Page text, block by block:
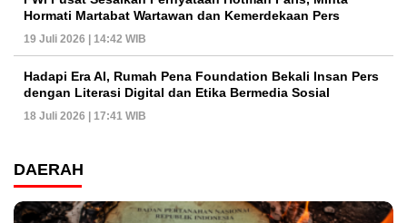
Hormati Martabat Wartawan dan Kemerdekaan Pers
19 Juli 2026 | 14:42 WIB
Hadapi Era AI, Rumah Pena Foundation Bekali Insan Pers
dengan Literasi Digital dan Etika Bermedia Sosial
18 Juli 2026 | 17:41 WIB
DAERAH